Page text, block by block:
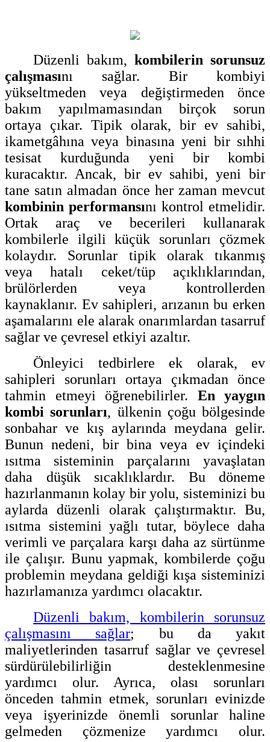
Düzenli bakım,kombilerin sorunsuz
çalışmasını sağlar. Bir kombiyi
yükseltmeden veya değiştirmeden önce
bakım yapılmamasından birçok sorun
ortaya çıkar. Tipik olarak, bir ev sahibi,
ikametgâhına veya binasına yeni bir sıhhi
tesisat kurduğunda yeni bir kombi
kuracaktır. Ancak, bir ev sahibi, yeni bir
tane satın almadan önce her zaman mevcut
kombinin performansını kontrol etmelidir.
Ortak araç ve becerileri kullanarak
kombilerle ilgili küçük sorunları çözmek
kolaydır. Sorunlar tipik olarak tıkanmış
veya hatalı ceket/tüp açıklıklarından,
brülörlerden veya kontrollerden
kaynaklanır. Ev sahipleri, arızanın bu erken
aşamalarını ele alarak onarımlardan tasarruf
sağlar ve çevresel etkiyi azaltır.
Önleyici tedbirlere ek olarak, ev
sahipleri sorunları ortaya çıkmadan önce
tahmin etmeyi öğrenebilirler. En yaygın
kombi sorunları, ülkenin çoğu bölgesinde
sonbahar ve kış aylarında meydana gelir.
Bunun nedeni, bir bina veya ev içindeki
ısıtma sisteminin parçalarını yavaşlatan
daha düşük sıcaklıklardır. Bu döneme
hazırlanmanın kolay bir yolu, sisteminizi bu
aylarda düzenli olarak çalıştırmaktır. Bu,
ısıtma sistemini yağlı tutar, böylece daha
verimli ve parçalara karşı daha az sürtünme
ile çalışır. Bunu yapmak, kombilerde çoğu
problemin meydana geldiği kışa sisteminizi
hazırlamanıza yardımcı olacaktır.
Düzenli bakım, kombilerin sorunsuz
çalışmasını sağlar; bu da yakıt
maliyetlerinden tasarruf sağlar ve çevresel
sürdürülebilirliğin desteklenmesine
yardımcı olur. Ayrıca, olası sorunları
önceden tahmin etmek, sorunları evinizde
veya işyerinizde önemli sorunlar haline
gelmeden çözmenize yardımcı olur.